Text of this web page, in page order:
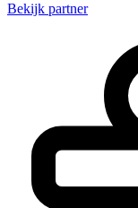
Bekijk partner